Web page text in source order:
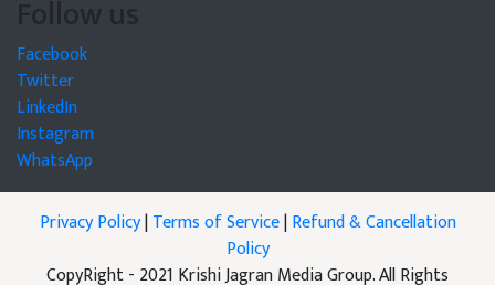
Follow us
Facebook
Twitter
LinkedIn
Instagram
WhatsApp
Privacy Policy|Terms of Service|Refund & Cancellation
Policy
CopyRight - 2021 Krishi Jagran Media Group. All Rights